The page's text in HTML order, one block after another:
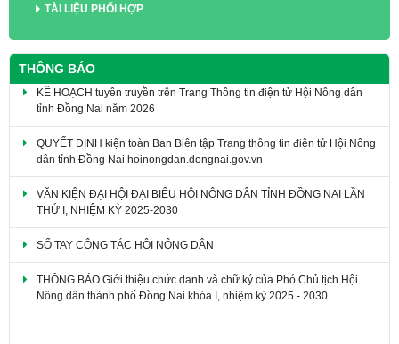
TÀI LIỆU PHỐI HỢP
THÔNG BÁO
KẾ HOẠCH tuyên truyền trên Trang Thông tin điện tử Hội Nông dân
tỉnh Đồng Nai năm 2026
QUYẾT ĐỊNH kiện toàn Ban Biên tập Trang thông tin điện tử Hội Nông
dân tỉnh Đồng Nai hoinongdan.dongnai.gov.vn
VĂN KIỆN ĐẠI HỘI ĐẠI BIỂU HỘI NÔNG DÂN TỈNH ĐỒNG NAI LẦN
THỨ I, NHIỆM KỲ 2025-2030
SỔ TAY CÔNG TÁC HỘI NÔNG DÂN
THÔNG BÁO Giới thiệu chức danh và chữ ký của Phó Chủ tịch Hội
Nông dân thành phố Đồng Nai khóa I, nhiệm kỳ 2025 - 2030